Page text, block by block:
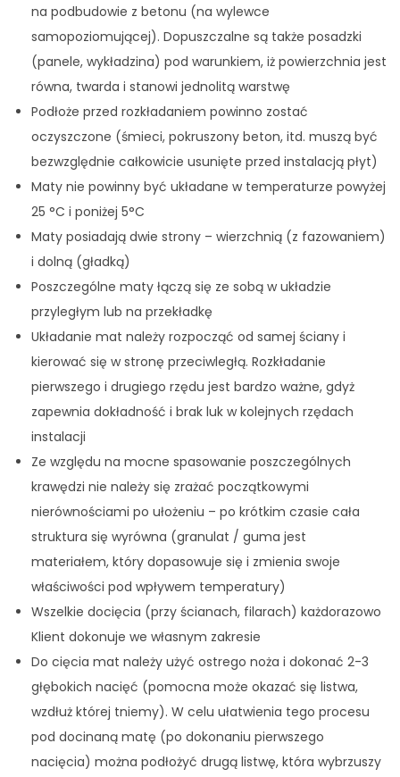
na podbudowie z betonu (na wylewce
samopoziomującej). Dopuszczalne są także posadzki
(panele, wykładzina) pod warunkiem, iż powierzchnia jest
równa, twarda i stanowi jednolitą warstwę
Podłoże przed rozkładaniem powinno zostać
oczyszczone (śmieci, pokruszony beton, itd. muszą być
bezwzględnie całkowicie usunięte przed instalacją płyt)
Maty nie powinny być układane w temperaturze powyżej
25 °C i poniżej 5°C
Maty posiadają dwie strony – wierzchnią (z fazowaniem)
i dolną (gładką)
Poszczególne maty łączą się ze sobą w układzie
przyległym lub na przekładkę
Układanie mat należy rozpocząć od samej ściany i
kierować się w stronę przeciwległą. Rozkładanie
pierwszego i drugiego rzędu jest bardzo ważne, gdyż
zapewnia dokładność i brak luk w kolejnych rzędach
instalacji
Ze względu na mocne spasowanie poszczególnych
krawędzi nie należy się zrażać początkowymi
nierównościami po ułożeniu – po krótkim czasie cała
struktura się wyrówna (granulat / guma jest
materiałem, który dopasowuje się i zmienia swoje
właściwości pod wpływem temperatury)
Wszelkie docięcia (przy ścianach, filarach) każdorazowo
Klient dokonuje we własnym zakresie
Do cięcia mat należy użyć ostrego noża i dokonać 2-3
głębokich nacięć (pomocna może okazać się listwa,
wzdłuż której tniemy). W celu ułatwienia tego procesu
pod docinaną matę (po dokonaniu pierwszego
nacięcia) można podłożyć drugą listwę, która wybrzuszy